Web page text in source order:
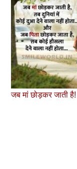
जब मां छोड़कर जाती है!